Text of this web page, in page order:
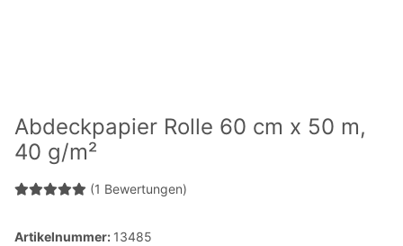
Abdeckpapier Rolle 60 cm x 50 m,
40 g/m²
(1 Bewertungen)
Artikelnummer: 13485